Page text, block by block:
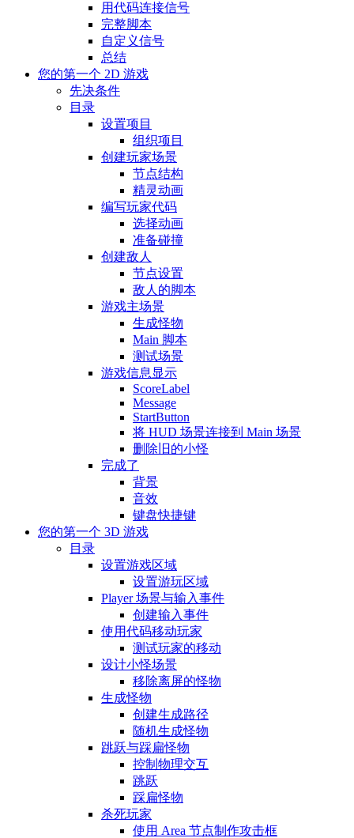
用代码连接信号
完整脚本
自定义信号
总结
您的第一个 2D 游戏
先决条件
目录
设置项目
组织项目
创建玩家场景
节点结构
精灵动画
编写玩家代码
选择动画
准备碰撞
创建敌人
节点设置
敌人的脚本
游戏主场景
生成怪物
Main 脚本
测试场景
游戏信息显示
ScoreLabel
Message
StartButton
将 HUD 场景连接到 Main 场景
删除旧的小怪
完成了
背景
音效
键盘快捷键
您的第一个 3D 游戏
目录
设置游戏区域
设置游玩区域
Player 场景与输入事件
创建输入事件
使用代码移动玩家
测试玩家的移动
设计小怪场景
移除离屏的怪物
生成怪物
创建生成路径
随机生成怪物
跳跃与踩扁怪物
控制物理交互
跳跃
踩扁怪物
杀死玩家
使用 Area 节点制作攻击框